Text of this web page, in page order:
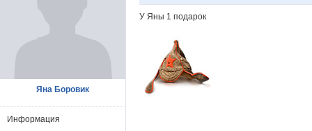
У Яны 1 подарок
Яна Боровик
Информация